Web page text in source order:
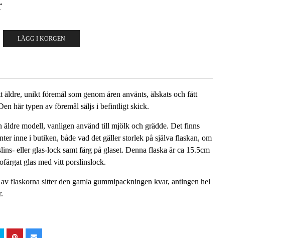
LÄGG I KORGEN
äldre, unikt föremål som genom åren använts, älskats och fått
här typen av föremål säljs i befintligt skick.
äldre modell, vanligen använd till mjölk och grädde. Det finns
inne i butiken, både vad det gäller storlek på själva flaskan, om
eller glas-lock samt färg på glaset. Denna flaska är ca 15.5cm
glas med vitt porslinslock.
av flaskorna sitter den gamla gummipackningen kvar, antingen hel